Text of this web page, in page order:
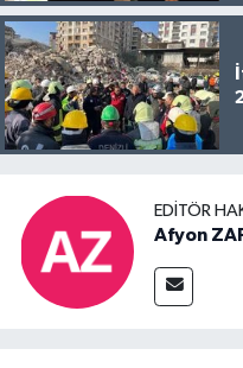
EDITÖR
Afyon